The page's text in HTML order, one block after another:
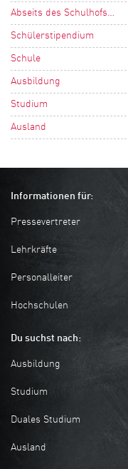
Abseits des Schulhofs…
Schülerstipendium
Schule
Ausbildung
Studium
Ausland
Informationen für:
Pressevertreter
Lehrkräfte
Personalleiter
Hochschulen
Du suchst nach:
Ausbildung
Studium
Duales Studium
Ausland